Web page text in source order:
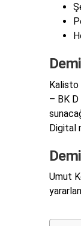
Kalisto
– BK
Digital
Umut